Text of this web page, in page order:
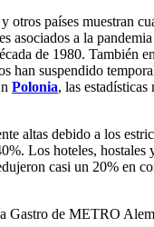
otros países muestran
asociados a la
de 1980. También
han suspendido
Polonia, las estadísticas
altas debido a los
Los hoteles,
casi un 20% en
Gastro de METRO